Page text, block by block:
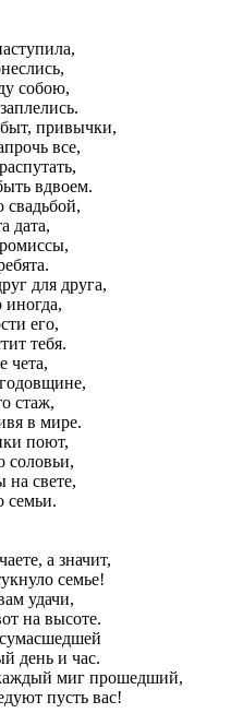
собою,
привычки,
все,
вдвоем.
свадьбой,
дата,
для друга,
его,
тебя.
чета,
стаж,
в мире.
поют,
соловьи,
на свете,
семьи.
а значит,
семье!
удачи,
на высоте.
день и час.
миг прошедший,
пусть вас!